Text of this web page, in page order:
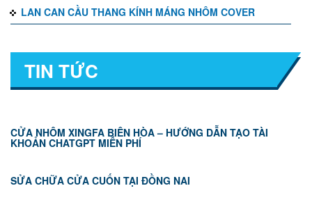
LAN CAN CẦU THANG KÍNH MÁNG NHÔM COVER
TIN TỨC
CỬA NHÔM XINGFA BIÊN HÒA – HƯỚNG DẪN TẠO TÀI
KHOẢN CHATGPT MIỄN PHÍ
SỬA CHỮA CỬA CUỐN TẠI ĐỒNG NAI